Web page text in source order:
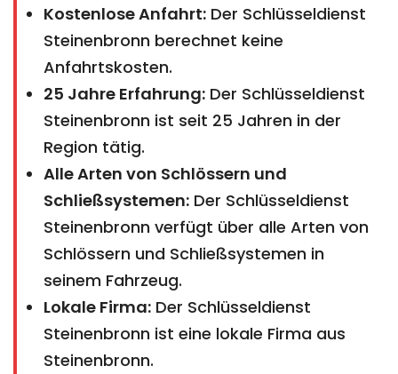
Kostenlose Anfahrt: Der Schlüsseldienst
Steinenbronn berechnet keine
Anfahrtskosten.
25 Jahre Erfahrung: Der Schlüsseldienst
Steinenbronn ist seit 25 Jahren in der
Region tätig.
Alle Arten von Schlössern und
Schließsystemen: Der Schlüsseldienst
Steinenbronn verfügt über alle Arten von
Schlössern und Schließsystemen in
seinem Fahrzeug.
Lokale Firma: Der Schlüsseldienst
Steinenbronn ist eine lokale Firma aus
Steinenbronn.